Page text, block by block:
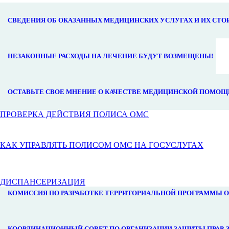
СВЕДЕНИЯ ОБ ОКАЗАННЫХ МЕДИЦИНСКИХ УСЛУГАХ И ИХ
НЕЗАКОННЫЕ РАСХОДЫ НА ЛЕЧЕНИЕ БУДУТ ВОЗМЕЩЕНЫ!
ОСТАВЬТЕ СВОЕ МНЕНИЕ О КАЧЕСТВЕ МЕДИЦИНСКОЙ
ПРОВЕРКА ДЕЙСТВИЯ ПОЛИСА ОМС
КАК УПРАВЛЯТЬ ПОЛИСОМ ОМС НА ГОСУСЛУГАХ
ДИСПАНСЕРИЗАЦИЯ
КОМИССИЯ ПО РАЗРАБОТКЕ ТЕРРИТОРИАЛЬНОЙ ПРОГРАММЫ